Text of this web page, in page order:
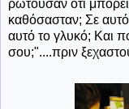
ρωτούσαν ότι
καθόσασταν; Σε αυτό
αυτό το γλυκό; Και
σου;"....πριν